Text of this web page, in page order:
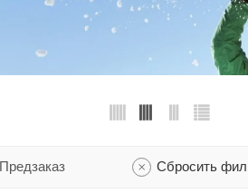
Предзаказ Сбросить